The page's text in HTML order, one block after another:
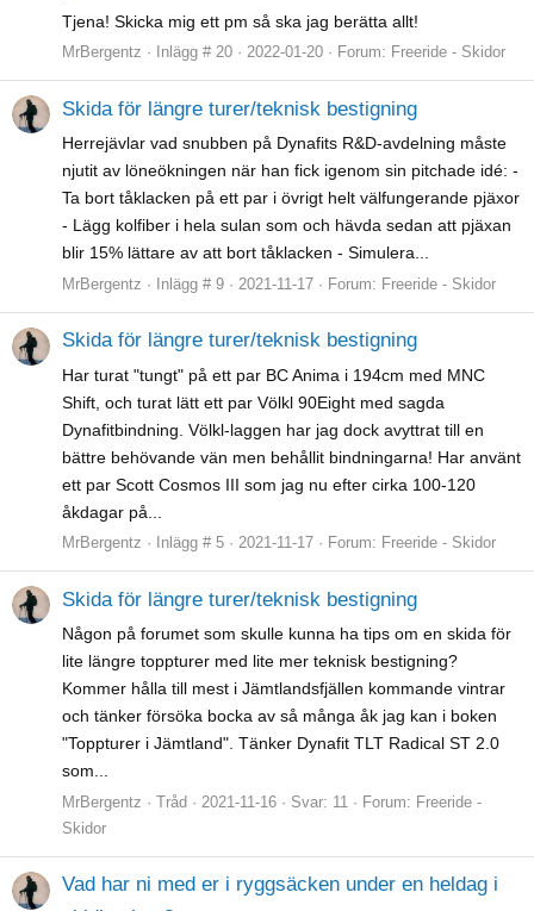
Tjena! Skicka mig ett pm så ska jag berätta allt!
MrBergentz Inlägg # 20 2022-01-20 Forum: Freeride - Skidor
Skida för längre turer/teknisk bestigning
Herrejävlar vad snubben på Dynafits R&D-avdelning måste
njutit av löneökningen när han fick igenom sin pitchade idé: -
Ta bort tåklacken på ett par i övrigt helt välfungerande pjäxor
- Lägg kolfiber i hela sulan som och hävda sedan att pjäxan
blir 15% lättare av att bort tåklacken - Simulera...
MrBergentz Inlägg # 9 2021-11-17 Forum: Freeride - Skidor
Skida för längre turer/teknisk bestigning
Har turat "tungt" på ett par BC Anima i 194cm med MNC
Shift, och turat lätt ett par Völkl 90Eight med sagda
Dynafitbindning. Völkl-laggen har jag dock avyttrat till en
bättre behövande vän men behållit bindningarna! Har använt
ett par Scott Cosmos III som jag nu efter cirka 100-120
åkdagar på...
MrBergentz Inlägg # 5 2021-11-17 Forum: Freeride - Skidor
Skida för längre turer/teknisk bestigning
Någon på forumet som skulle kunna ha tips om en skida för
lite längre toppturer med lite mer teknisk bestigning?
Kommer hålla till mest i Jämtlandsfjällen kommande vintrar
och tänker försöka bocka av så många åk jag kan i boken
"Toppturer i Jämtland". Tänker Dynafit TLT Radical ST 2.0
som...
MrBergentz Tråd 2021-11-16 Svar: 11 Forum: Freeride -
Skidor
Vad har ni med er i ryggsäcken under en heldag i